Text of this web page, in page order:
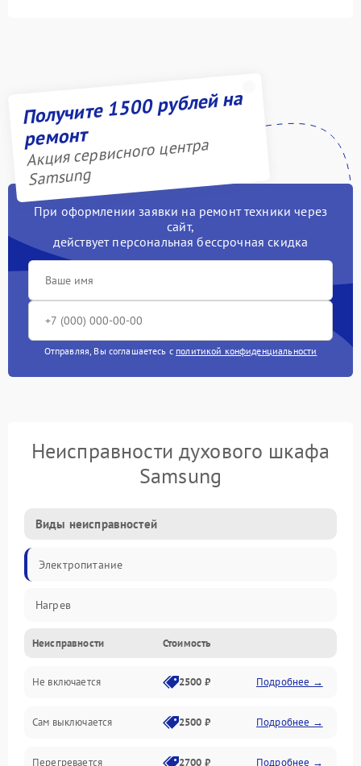
Получите 1500 рублей на
ремонт
Акция сервисного центра
Samsung
При оформлении заявки на ремонт техники через
сайт,
действует персональная бессрочная скидка
Отправляя, Вы соглашаетесь с политикой конфиденциальности
Неисправности духового шкафа
Samsung
Виды неисправностей
Электропитание
Нагрев
Неисправности Стоимость
Не включается 2500 ₽ Подробнее →
Сам выключается 2500 ₽ Подробнее →
Перегревается 2700 ₽ Подробнее →